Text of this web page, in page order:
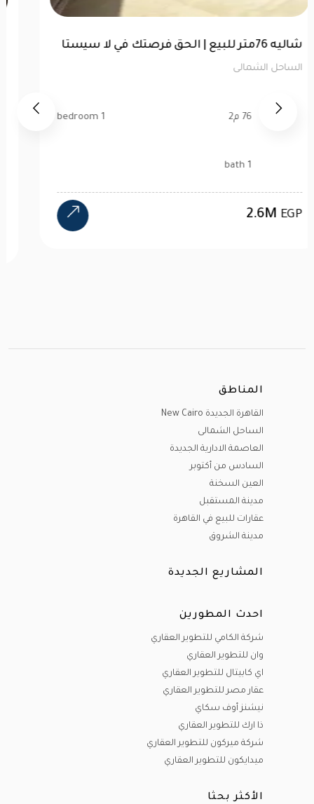
شاليه 76متر للبيع | الحق فرصتك في لا سيستا
الساحل الشمالى
76 م2 1 bedroom
1 bath
2.6MEGP
المناطق
القاهرة الجديدة New Cairo
الساحل الشمالى
العاصمة الادارية الجديدة
السادس من أكتوبر
العين السخنة
مدينة المستقبل
عقارات للبيع في القاهرة
مدينة الشروق
المشاريع الجديدة
احدث المطورين
شركة الكامي للتطوير العقاري
وان للتطوير العقاري
اي كابيتال للتطوير العقاري
عقار مصر للتطوير العقاري
نيشنز أوف سكاي
ذا ارك للتطوير العقاري
شركة ميركون للتطوير العقاري
ميدايكون للتطوير العقاري
الأكثر بحثا